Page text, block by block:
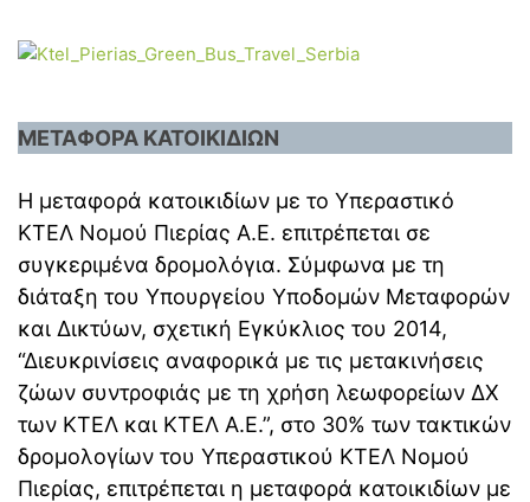
ΜΕΤΑΦΟΡΑ ΚΑΤΟΙΚΙΔΙΩΝ
Η μεταφορά κατοικιδίων με το Υπεραστικό
ΚΤΕΛ Νομού Πιερίας Α.Ε. επιτρέπεται σε
συγκεριμένα δρομολόγια. Σύμφωνα με τη
διάταξη του Υπουργείου Υποδομών Μεταφορών
και Δικτύων, σχετική Εγκύκλιος του 2014,
“Διευκρινίσεις αναφορικά με τις μετακινήσεις
ζώων συντροφιάς με τη χρήση λεωφορείων ΔΧ
των ΚΤΕΛ και ΚΤΕΛ Α.Ε.”, στο 30% των τακτικών
δρομολογίων του Υπεραστικού ΚΤΕΛ Νομού
Πιερίας, επιτρέπεται η μεταφορά κατοικιδίων με